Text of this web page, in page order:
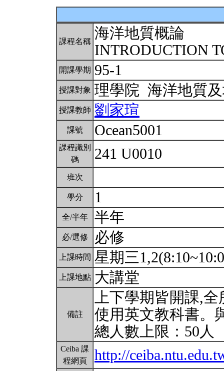
課程名稱 海洋地質概論
INTRODUCTION
開課學期 95-1
授課對象 理學院 海洋地質
授課教師 劉家瑄
課號 Ocean5001
課程識別
碼
241 U0010
班次
學分 1
全/半年 半年
必/選修 必修
上課時間 星期三
上課地點 大講堂
備註
上下學期皆開課,
使用英文教科書。
總人數上限：50人
Ceiba 課
程網頁
http://